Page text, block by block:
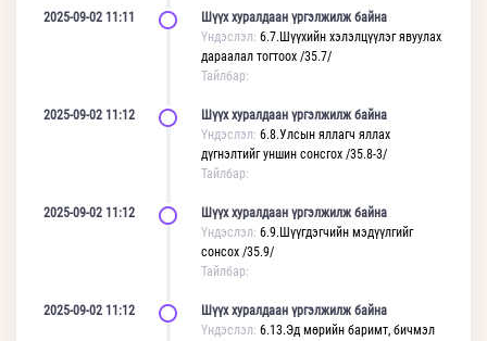
2025-09-02 11:11
Шүүх хуралдаан үргэлжилж байна
Үндэслэл: 6.7.Шүүхийн хэлэлцүүлэг явуулах
дараалал тогтоох /35.7/
Тайлбар:
2025-09-02 11:12
Шүүх хуралдаан үргэлжилж байна
Үндэслэл: 6.8.Улсын яллагч яллах
дүгнэлтийг уншин сонсгох /35.8-3/
Тайлбар:
2025-09-02 11:12
Шүүх хуралдаан үргэлжилж байна
Үндэслэл: 6.9.Шүүгдэгчийн мэдүүлгийг
сонсох /35.9/
Тайлбар:
2025-09-02 11:12
Шүүх хуралдаан үргэлжилж байна
Үндэслэл: 6.13.Эд мөрийн баримт, бичмэл